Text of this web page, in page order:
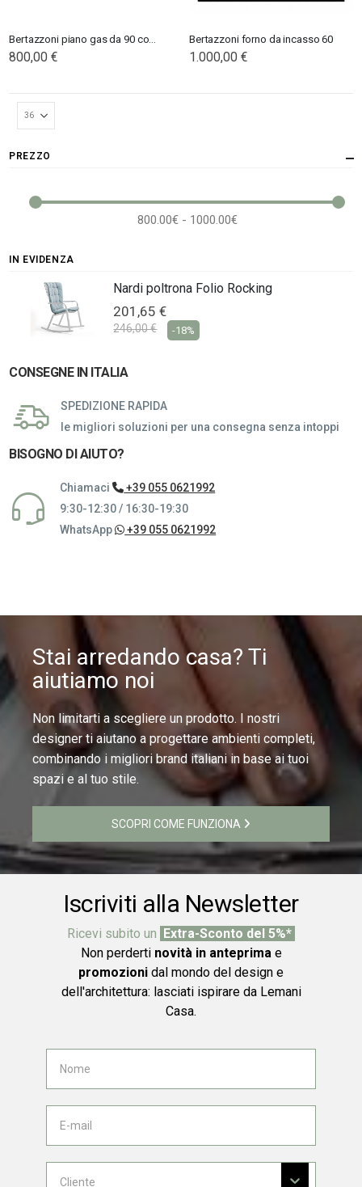
800,00 €
Bertazzoni forno da incasso 60
1.000,00 €
PREZZO
800.00€ - 1000.00€
IN EVIDENZA
Nardi poltrona Folio Rocking
201,65 €
246,00 € -18%
CONSEGNE IN ITALIA
SPEDIZIONE RAPIDA
le migliori soluzioni per una consegna senza intoppi
BISOGNO DI AIUTO?
Chiamaci
+39 055 0621992
9:30-12:30 / 16:30-19:30
WhatsApp
+39 055 0621992
Stai arredando casa? Ti
aiutiamo noi
Non limitarti a scegliere un prodotto. I nostri
designer ti aiutano a progettare ambienti completi,
combinando i migliori brand italiani in base ai tuoi
spazi e al tuo stile.
SCOPRI COME FUNZIONA
Iscriviti alla Newsletter
Ricevi subito un Extra-Sconto del 5%*
Non perderti novità in anteprimae
promozioni dal mondo del design e
dell'architettura: lasciati ispirare da Lemani
Casa.